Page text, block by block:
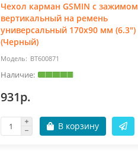
Чехол карман GSMIN с зажимом
вертикальный на ремень
универсальный 170x90 мм (6.3")
(Черный)
BT600871
931р.
В корзину